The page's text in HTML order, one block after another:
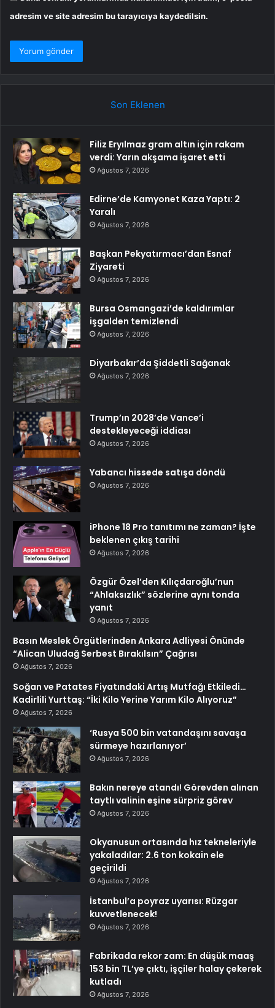
adresim ve site adresim bu tarayıcıya kaydedilsin.
Son Eklenen
Filiz Eryılmaz gram altın için rakam
verdi: Yarın akşama işaret etti
Ağustos 7, 2026
Edirne’de Kamyonet Kaza Yaptı: 2
Yaralı
Ağustos 7, 2026
Başkan Pekyatırmacı’dan Esnaf
Ziyareti
Ağustos 7, 2026
Bursa Osmangazi’de kaldırımlar
işgalden temizlendi
Ağustos 7, 2026
Diyarbakır’da Şiddetli Sağanak
Ağustos 7, 2026
Trump’ın 2028’de Vance’i
destekleyeceği iddiası
Ağustos 7, 2026
Yabancı hissede satışa döndü
Ağustos 7, 2026
iPhone 18 Pro tanıtımı ne zaman? İşte
beklenen çıkış tarihi
Ağustos 7, 2026
Özgür Özel’den Kılıçdaroğlu’nun
“Ahlaksızlık” sözlerine aynı tonda
yanıt
Ağustos 7, 2026
Basın Meslek Örgütlerinden Ankara Adliyesi Önünde
“Alican Uludağ Serbest Bırakılsın” Çağrısı
Ağustos 7, 2026
Soğan ve Patates Fiyatındaki Artış Mutfağı Etkiledi…
Kadirlili Yurttaş: “İki Kilo Yerine Yarım Kilo Alıyoruz”
Ağustos 7, 2026
‘Rusya 500 bin vatandaşını savaşa
sürmeye hazırlanıyor’
Ağustos 7, 2026
Bakın nereye atandı! Görevden alınan
taytlı valinin eşine sürpriz görev
Ağustos 7, 2026
Okyanusun ortasında hız tekneleriyle
yakaladılar: 2.6 ton kokain ele
geçirildi
Ağustos 7, 2026
İstanbul’a poyraz uyarısı: Rüzgar
kuvvetlenecek!
Ağustos 7, 2026
Fabrikada rekor zam: En düşük maaş
153 bin TL’ye çıktı, işçiler halay çekerek
kutladı
Ağustos 7, 2026